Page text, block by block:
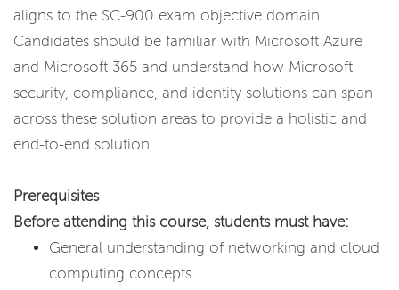
aligns to the SC-900 exam objective domain.
Candidates should be familiar with Microsoft Azure
and Microsoft 365 and understand how Microsoft
security, compliance, and identity solutions can span
across these solution areas to provide a holistic and
end-to-end solution.
Prerequisites
Before attending this course, students must have:
General understanding of networking and cloud
computing concepts.